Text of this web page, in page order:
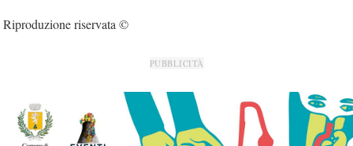
Riproduzione riservata ©
PUBBLICITÀ